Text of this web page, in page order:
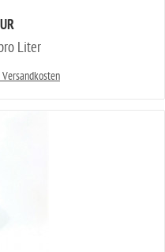
Liter
Versandkosten